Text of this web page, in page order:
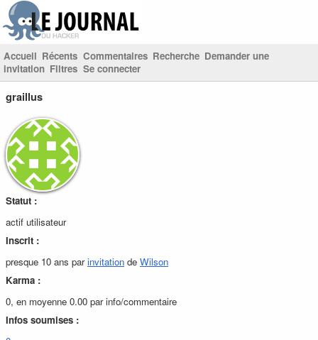
Accueil Récents Commentaires Recherche Demander une
invitation Filtres Se connecter
graillus
Statut :
actif utilisateur
Inscrit :
presque 10 ans parinvitation de Wilson
Karma :
0, en moyenne 0.00 par info/commentaire
Infos soumises :